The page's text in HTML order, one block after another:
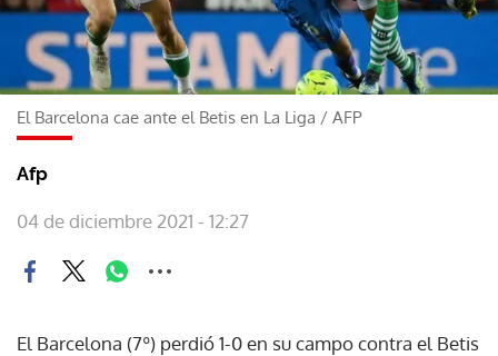
El Barcelona cae ante el Betis en La Liga / AFP
Afp
04 de diciembre 2021 - 12:27
El Barcelona (7º) perdió 1-0 en su campo contra el Betis